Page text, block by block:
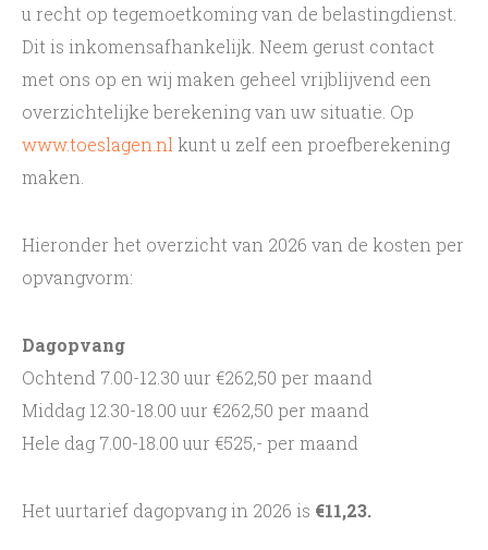
Contact
u recht op tegemoetkoming van de belastingdienst.
Dit is inkomensafhankelijk. Neem gerust contact
met ons op en wij maken geheel vrijblijvend een
overzichtelijke berekening van uw situatie. Op
www.toeslagen.nl kunt u zelf een proefberekening
maken.
Hieronder het overzicht van 2026 van de kosten per
opvangvorm:
Dagopvang
Ochtend 7.00-12.30 uur €262,50 per maand
Middag 12.30-18.00 uur €262,50 per maand
Hele dag 7.00-18.00 uur €525,- per maand
Het uurtarief dagopvang in 2026 is €11,23.